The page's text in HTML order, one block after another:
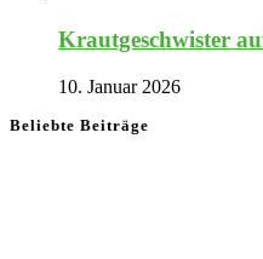
Krautgeschwister
10. Januar 2026
Beliebte Beiträge